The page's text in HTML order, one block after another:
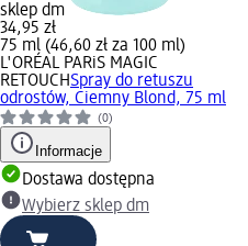
sklep dm
34,95 zł
75 ml (46,60 zł za 100 ml)
L'ORÉAL PARiS MAGIC
RETOUCHSpray do retuszu
odrostów, Ciemny Blond, 75 ml
(0)
Informacje
Dostawa dostępna
Wybierz sklep dm